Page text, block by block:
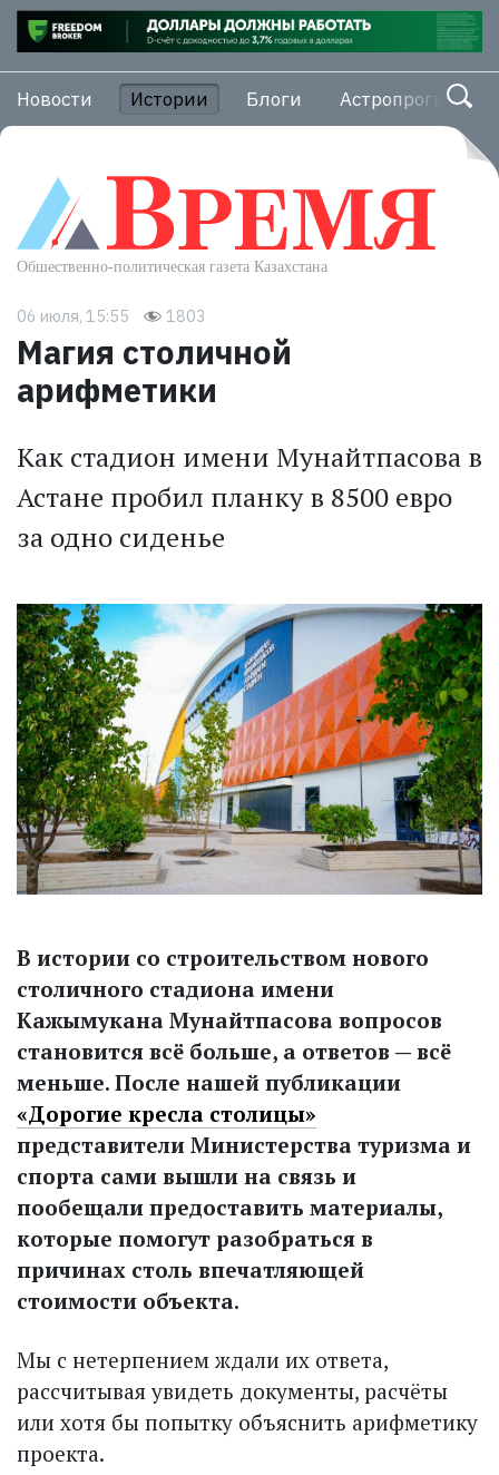
Новости Истории Блоги Астропрогноз
06 июля, 15:55 1803
Магия столичной
арифметики
Как стадион имени Мунайтпасова в
Астане пробил планку в 8500 евро
за одно сиденье
В истории со строительством нового
столичного стадиона имени
Кажымукана Мунайтпасова вопросов
становится всё больше, а ответов — всё
меньше. После нашей публикации
«Дорогие кресла столицы»
представители Министерства туризма и
спорта сами вышли на связь и
пообещали предоставить материалы,
которые помогут разобраться в
причинах столь впечатляющей
стоимости объекта.
Мы с нетерпением ждали их ответа,
рассчитывая увидеть документы, расчёты
или хотя бы попытку объяснить арифметику
проекта.